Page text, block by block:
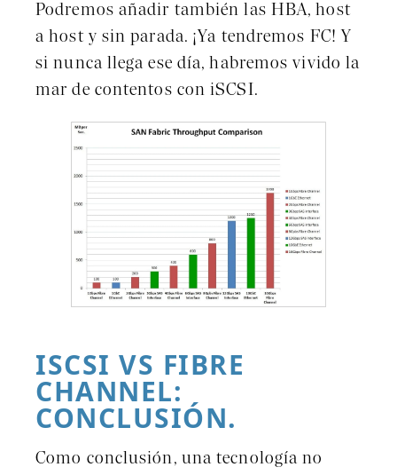
Podremos añadir también las HBA, host
a host y sin parada. ¡Ya tendremos FC! Y
si nunca llega ese día, habremos vivido la
mar de contentos con iSCSI.
ISCSI VS FIBRE
CHANNEL:
CONCLUSIÓN.
Como conclusión, una tecnología no